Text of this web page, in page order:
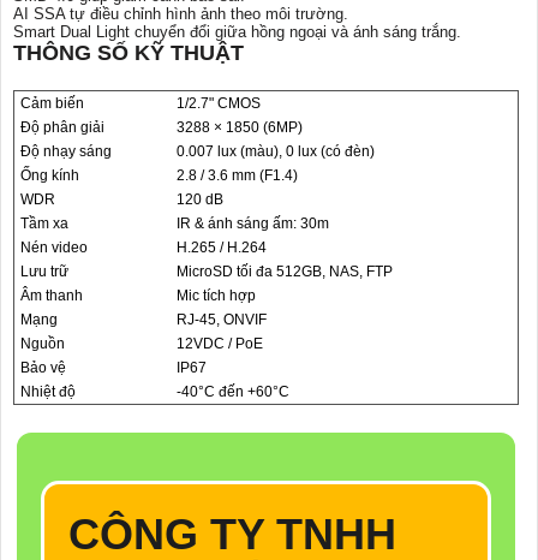
AI SSA tự điều chỉnh hình ảnh theo môi trường.
Smart Dual Light chuyển đổi giữa hồng ngoại và ánh sáng trắng.
THÔNG SỐ KỸ THUẬT
Cảm biến
1/2.7" CMOS
Độ phân giải
3288 × 1850 (6MP)
Độ nhạy sáng
0.007 lux (màu), 0 lux (có đèn)
Ống kính
2.8 / 3.6 mm (F1.4)
WDR
120 dB
Tầm xa
IR & ánh sáng ấm: 30m
Nén video
H.265 / H.264
Lưu trữ
MicroSD tối đa 512GB, NAS, FTP
Âm thanh
Mic tích hợp
Mạng
RJ-45, ONVIF
Nguồn
12VDC / PoE
Bảo vệ
IP67
Nhiệt độ
-40°C đến +60°C
CÔNG TY TNHH